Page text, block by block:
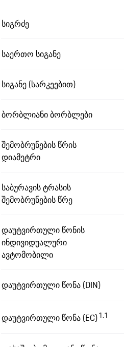
სიგრძე
საერთო სიგანე
სიგანე (სარკეებით)
ბორბლიანი ბორბლები
შემობრუნების წრის
დიამეტრი
საბურავის ტრასის
შემობრუნების წრე
დაუტვირთული წონის
ინდივიდუალური
ავტომობილი
დაუტვირთული წონა (DIN)
დაუტვირთული წონა (EC)1.1